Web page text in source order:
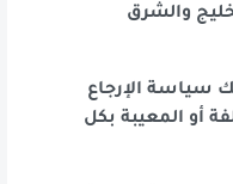
والشرق
سياسة الإرجاع
أو المعيبة بكل